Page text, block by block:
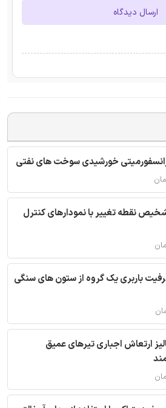
ارسال دیدگاه
خورشیدی سوخت های نفتی
نقطه تغییر با نمودارهای کنترل
باربری یک گروه از ستون های سنگی
ارتعاش اجباری تیرهای عمیق